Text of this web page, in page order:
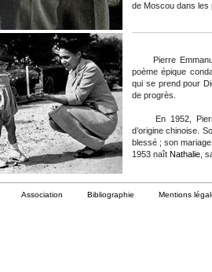
de Moscou dans les
Pierre
poème épique
qui se prend pour
de progrès.
En 1952,
d’origine chinoise.
blessé ; son
1953 naît Nathalie ,
Association Bibliographie Mentions